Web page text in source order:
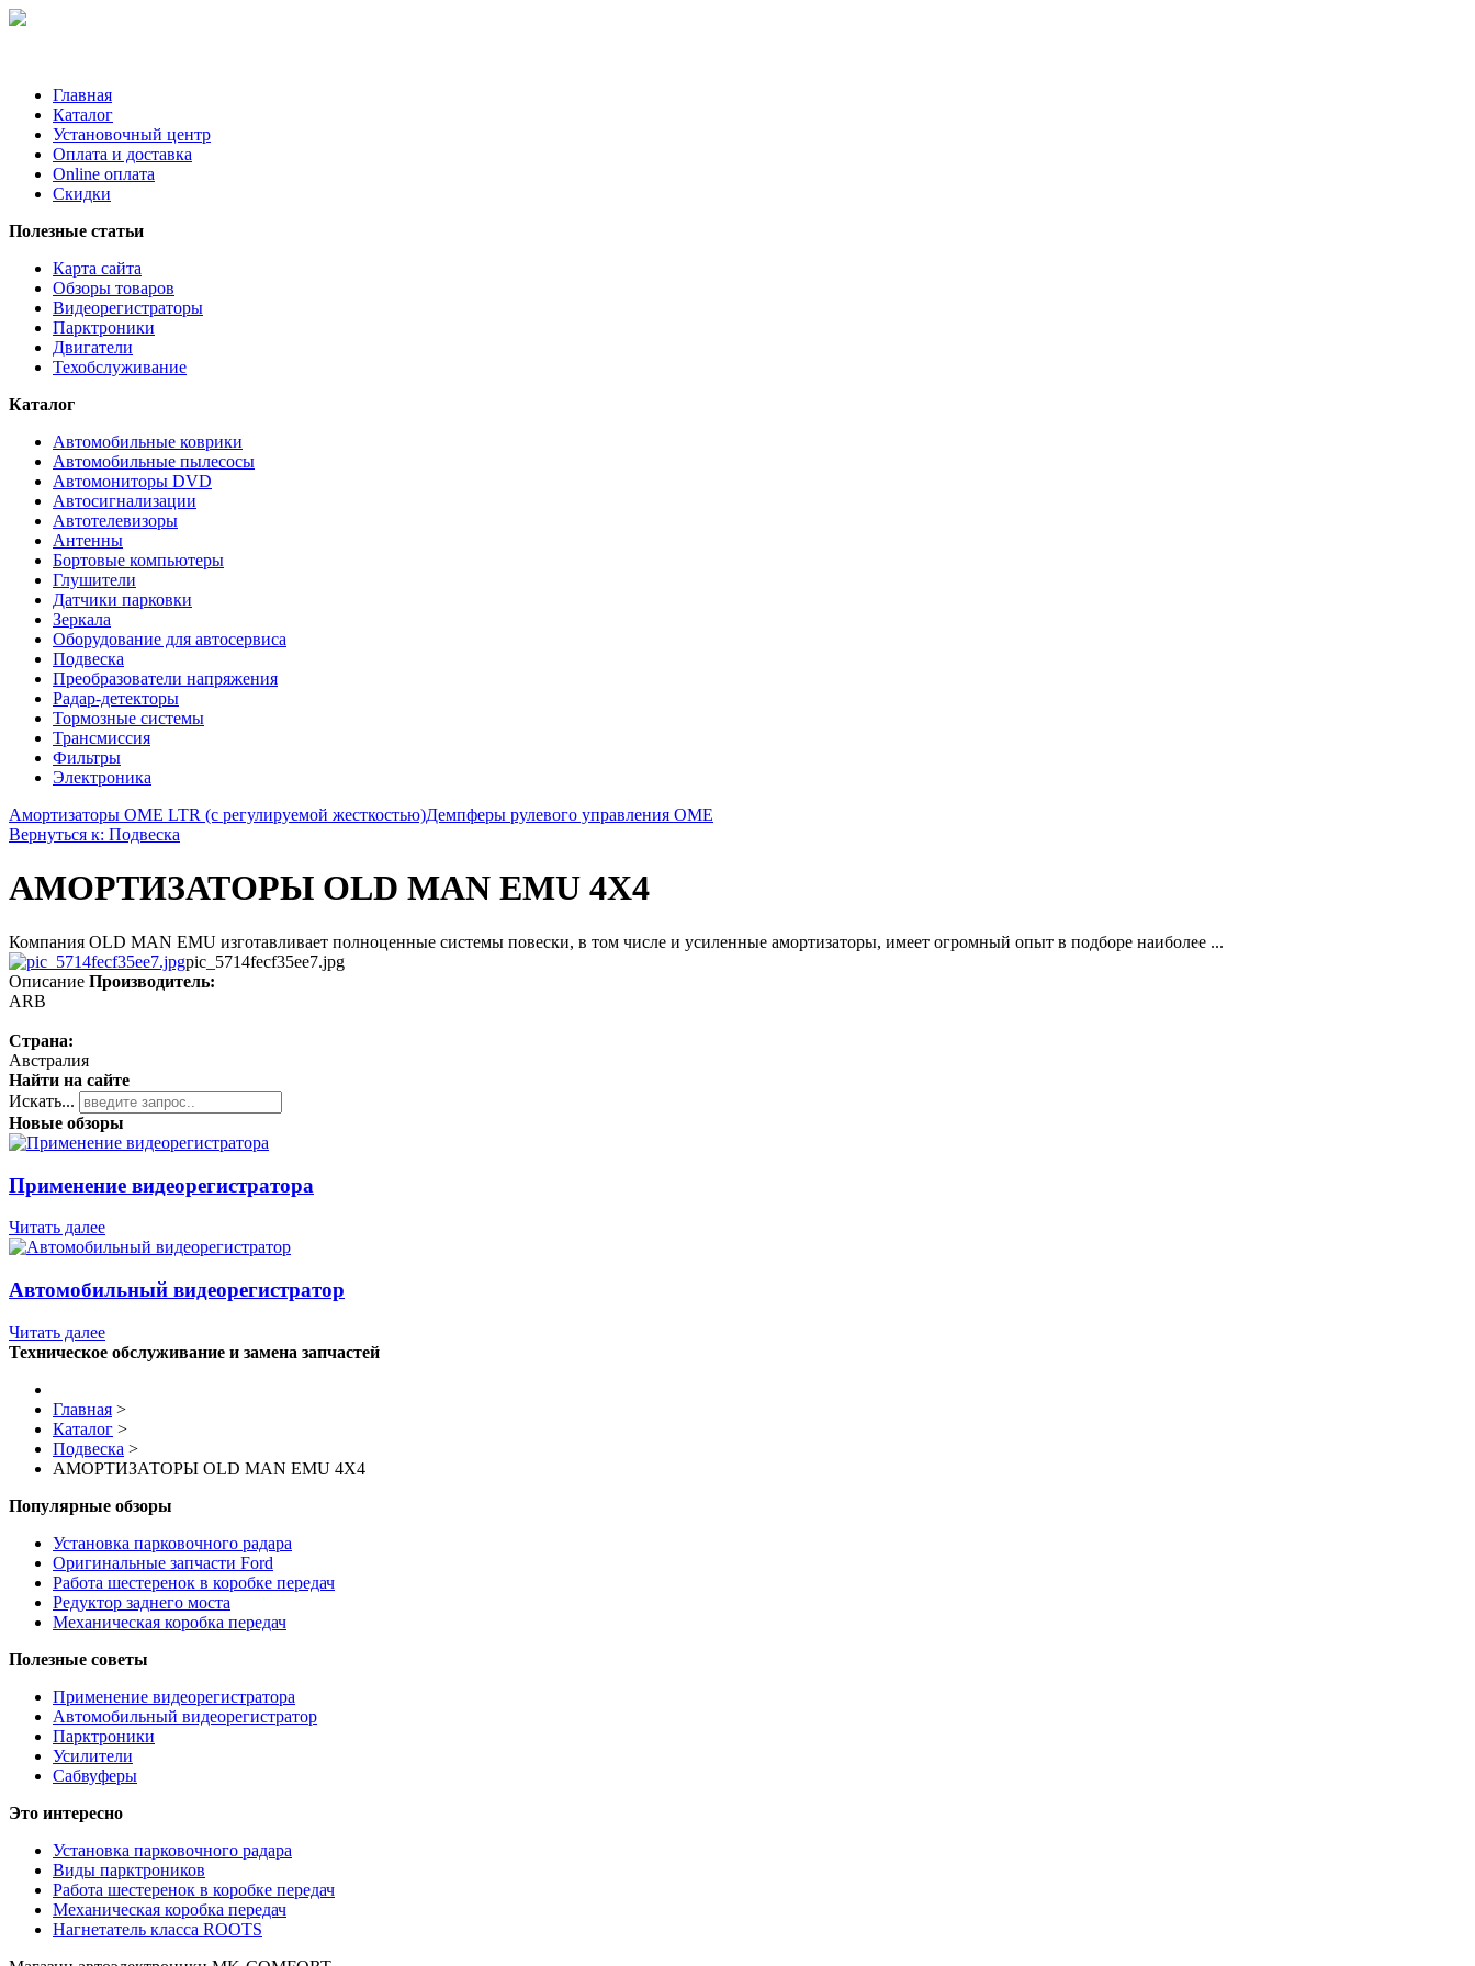
Главная
Каталог
Установочный центр
Оплата и доставка
Online оплата
Скидки
Полезные статьи
Карта сайта
Обзоры товаров
Видеорегистраторы
Парктроники
Двигатели
Техобслуживание
Каталог
Автомобильные коврики
Автомобильные пылесосы
Автомониторы DVD
Автосигнализации
Автотелевизоры
Антенны
Бортовые компьютеры
Глушители
Датчики парковки
Зеркала
Оборудование для автосервиса
Подвеска
Преобразователи напряжения
Радар-детекторы
Тормозные системы
Трансмиссия
Фильтры
Электроника
Амортизаторы OME LTR (с регулируемой жесткостью)Демпферы рулевого управления OME
Вернуться к: Подвеска
АМОРТИЗАТОРЫ OLD MAN EMU 4X4
Компания OLD MAN EMU изготавливает полноценные системы повески, в том числе и усиленные амортизаторы, имеет огромный опыт в подборе наиболее ...
pic_5714fecf35ee7.jpg
Описание Производитель:
ARB
Страна:
Австралия
Найти на сайте
Искать...
Новые обзоры
Применение видеорегистратора
Читать далее
Автомобильный видеорегистратор
Читать далее
Техническое обслуживание и замена запчастей
Главная >
Каталог >
Подвеска >
АМОРТИЗАТОРЫ OLD MAN EMU 4X4
Популярные обзоры
Установка парковочного радара
Оригинальные запчасти Ford
Работа шестеренок в коробке передач
Редуктор заднего моста
Механическая коробка передач
Полезные советы
Применение видеорегистратора
Автомобильный видеорегистратор
Парктроники
Усилители
Cабвуферы
Это интересно
Установка парковочного радара
Виды парктроников
Работа шестеренок в коробке передач
Механическая коробка передач
Нагнетатель класса ROOTS